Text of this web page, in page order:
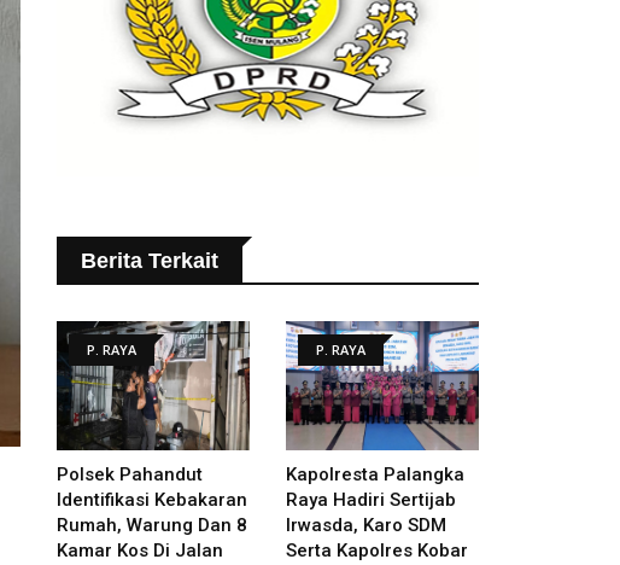
Berita Terkait
P. RAYA
Polsek Pahandut
Identifikasi Kebakaran
Rumah, Warung Dan 8
Kamar Kos Di Jalan
P. RAYA
Kapolresta Palangka
Raya Hadiri Sertijab
Irwasda, Karo SDM
Serta Kapolres Kobar